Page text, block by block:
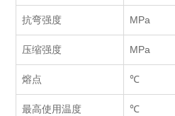
抗弯强度 MPa
压缩强度 MPa
熔点 ℃
最高使用温度 ℃